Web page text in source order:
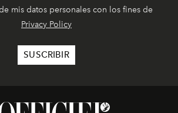
mis datos personales con los fines de
Privacy Policy